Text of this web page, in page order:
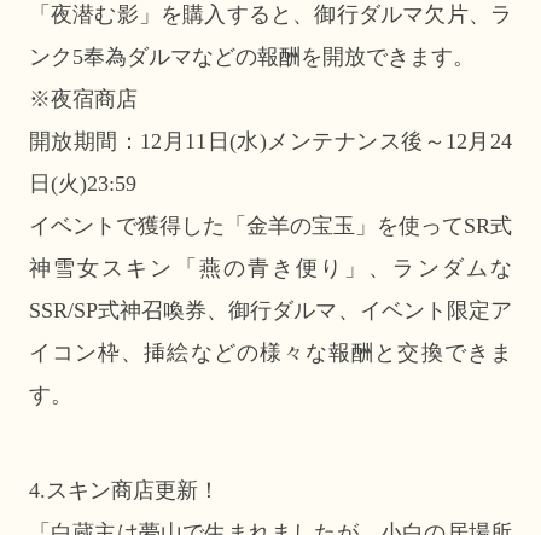
「夜潜む影」を購入すると、御行ダルマ欠片、ラ
ンク5奉為ダルマなどの報酬を開放できます。
※夜宿商店
開放期間：12月11日(水)メンテナンス後～12月24
日(火)23:59
イベントで獲得した「金羊の宝玉」を使ってSR式
神雪女スキン「燕の青き便り」、ランダムな
SSR/SP式神召喚券、御行ダルマ、イベント限定ア
イコン枠、挿絵などの様々な報酬と交換できま
す。
4.スキン商店更新！